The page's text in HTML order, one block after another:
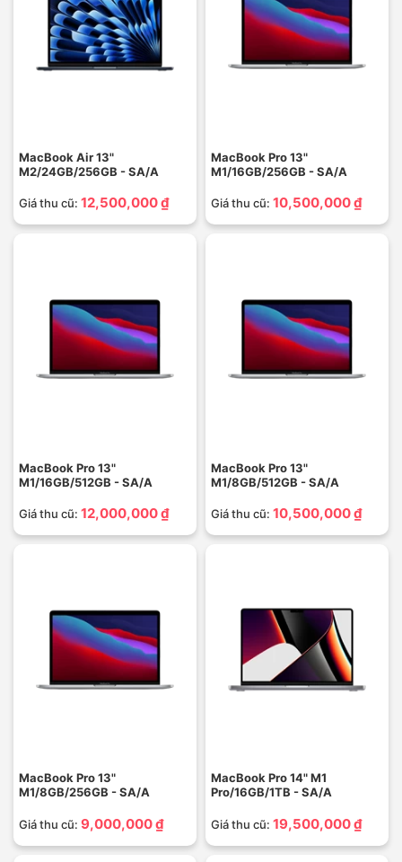
MacBook Air 13"
M2/24GB/256GB - SA/A
Giá thu cũ: 12,500,000 ₫
MacBook Pro 13"
M1/16GB/256GB - SA/A
Giá thu cũ: 10,500,000 ₫
MacBook Pro 13"
M1/16GB/512GB - SA/A
Giá thu cũ: 12,000,000 ₫
MacBook Pro 13"
M1/8GB/512GB - SA/A
Giá thu cũ: 10,500,000 ₫
MacBook Pro 13"
M1/8GB/256GB - SA/A
Giá thu cũ: 9,000,000 ₫
MacBook Pro 14" M1
Pro/16GB/1TB - SA/A
Giá thu cũ: 19,500,000 ₫